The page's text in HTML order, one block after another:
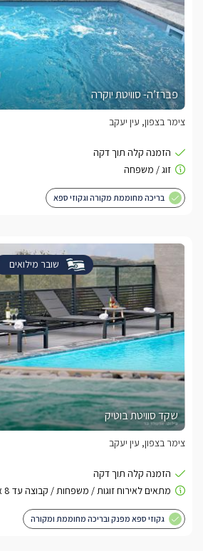
פברז’ה- סוויטת יוקרה
צימר בצפון, עין יעקב
בריכה מחוממת מקורה וגקוזי ספא
שובר מילואים
שקד סוויטת בוטיק
צימר בצפון, עין יעקב
גקוזי ספא מפנק ובריכה מחוממת ומקורה